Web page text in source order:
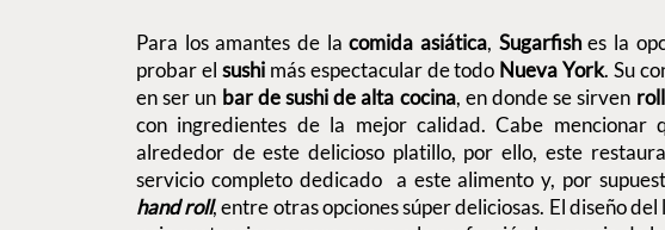
Para los amantes de lacomida asiática, Sugarfishes la
probar el sushimás espectacular de todo Nueva York. Su
en ser un bar de sushi de alta cocina, en donde se sirven
con ingredientes de la mejor calidad. Cabe mencionar
alrededor de este delicioso platillo, por ello, este
servicio completo dedicado a este alimento y, por
hand roll, entre otras opciones súper deliciosas. El diseño del